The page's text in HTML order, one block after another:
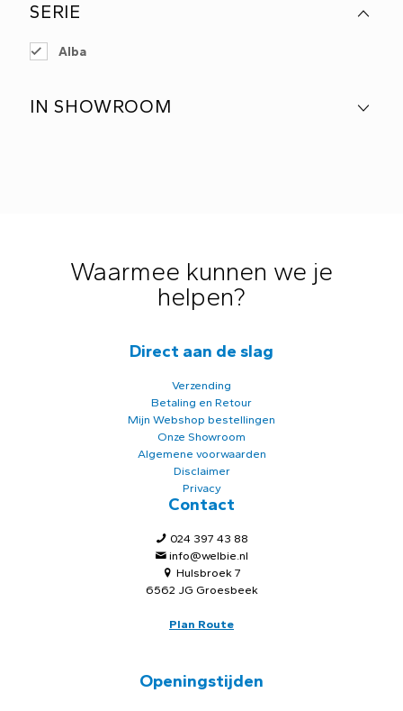
SERIE
Alba
IN SHOWROOM
Waarmee kunnen we je
helpen?
Direct aan de slag
Verzending
Betaling en Retour
Mijn Webshop bestellingen
Onze Showroom
Algemene voorwaarden
Disclaimer
Privacy
Contact
024 397 43 88
info@welbie.nl
Hulsbroek 7
6562 JG Groesbeek
Plan Route
Openingstijden